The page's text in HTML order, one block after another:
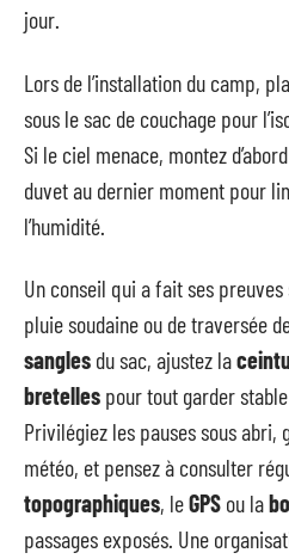
jour.
Lors de l’installation du camp,
sous le sac de couchage pour
Si le ciel menace, montez
duvet au dernier moment pour
l’humidité.
Un conseil qui a fait ses
pluie soudaine ou de traversée
sangles du sac, ajustez la
bretelles pour tout garder
Privilégiez les pauses sous
météo, et pensez à consulter
topographiques, leGPS ou la
passages exposés. Une